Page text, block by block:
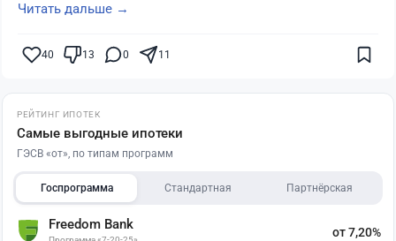
Читать дальше →
40 13 0 11
РЕЙТИНГ ИПОТЕК
Самые выгодные ипотеки
ГЭСВ «от», по типам программ
Госпрограмма Стандартная Партнёрская
Freedom Bank от 7,20%